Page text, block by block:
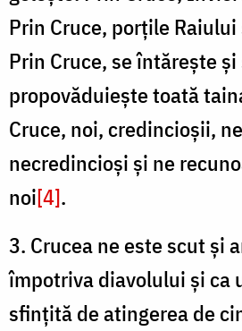
Prin Cruce, porțile
Prin Cruce, se întărește și
propovăduiește toată
Cruce, noi, credincioșii,
necredincioși și ne
noi[4].
3. Crucea ne este scut și
împotriva diavolului și ca
sfințită de atingerea de